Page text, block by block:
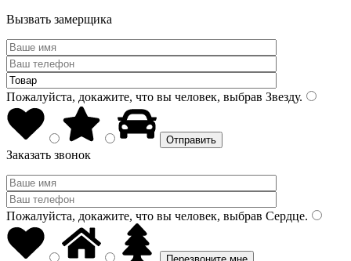
Вызвать замерщика
Пожалуйста, докажите, что вы человек, выбрав Звезду.
Заказать звонок
Пожалуйста, докажите, что вы человек, выбрав Сердце.